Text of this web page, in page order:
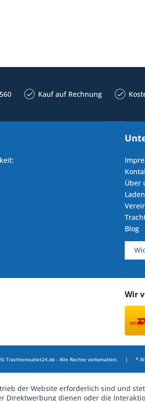
Kauf auf Rechnung
Über
Blog
Wir
Trachtenoutlet24.de - Alle Rechte vorbehalten. | *
der Website erforderlich sind und
Direktwerbung dienen oder die